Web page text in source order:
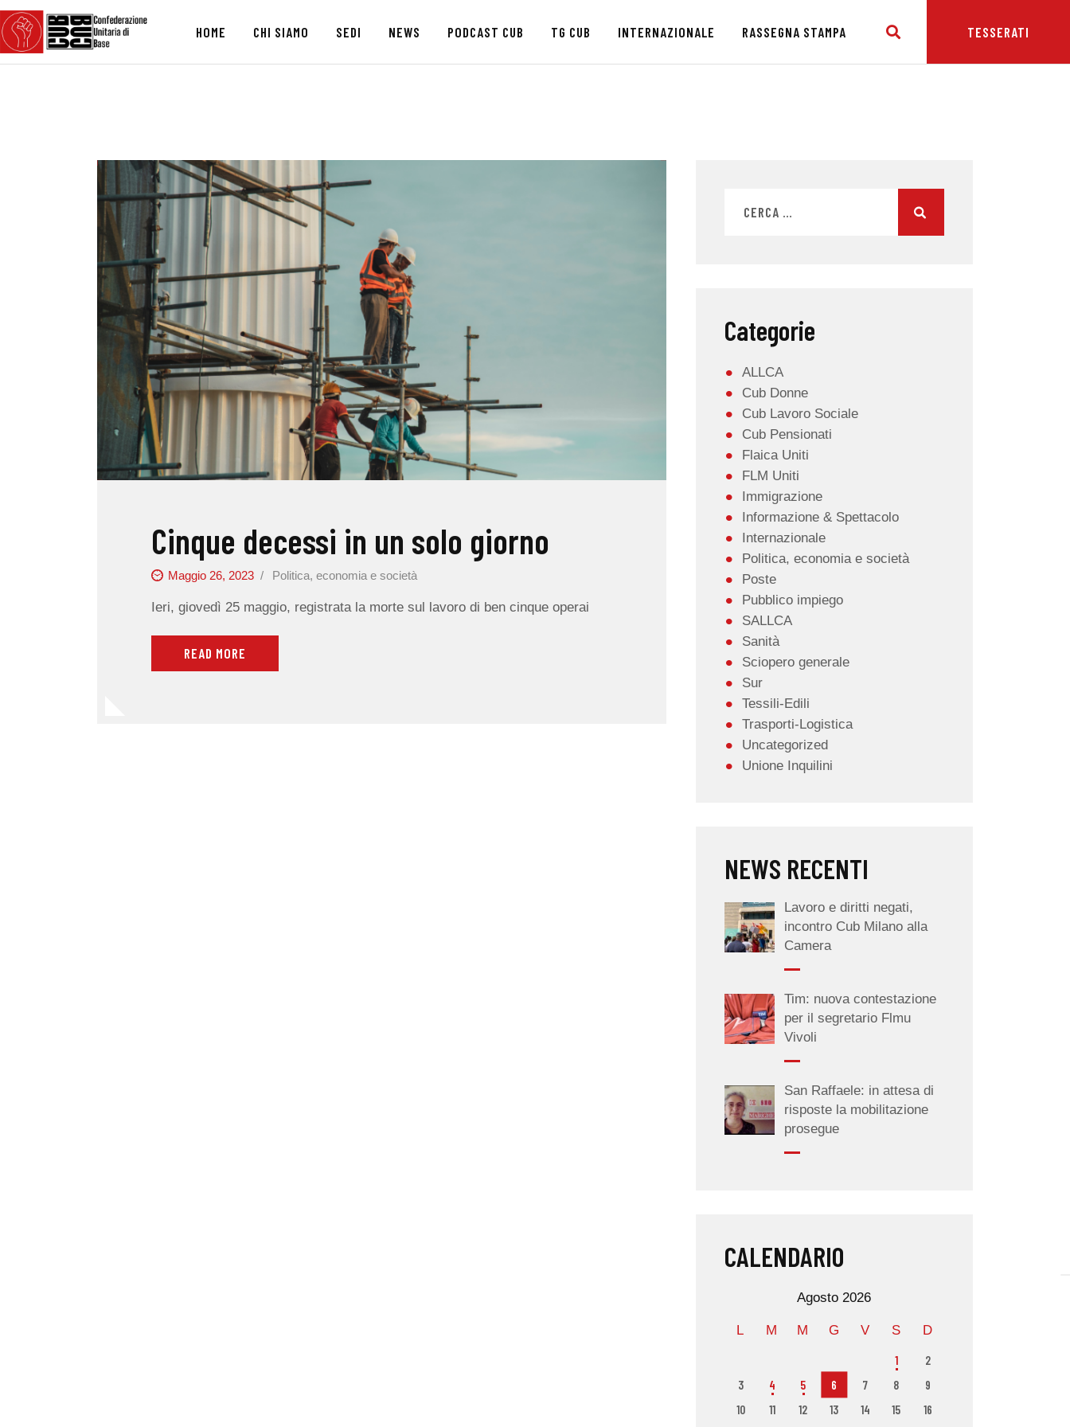
HOME CHI SIAMO SEDI NEWS PODCAST CUB TG CUB INTERNAZIONALE RASSEGNA STAMPA TESSERATI
HOME
CHI SIAMO
NEWS
PODCAST CUB
TG CUB
INTERNAZIONALE
RASSEGNA STAMPA
Cinque decessi in un solo giorno
Maggio 26, 2023 Politica, economia e società
Ieri, giovedì 25 maggio, registrata la morte sul lavoro di ben cinque operai
READ MORE
Categorie
ALLCA
Cub Donne
Cub Lavoro Sociale
Cub Pensionati
Flaica Uniti
FLM Uniti
Immigrazione
Informazione & Spettacolo
Internazionale
Politica, economia e società
Poste
Pubblico impiego
SALLCA
Sanità
Sciopero generale
Sur
Tessili-Edili
Trasporti-Logistica
Uncategorized
Unione Inquilini
NEWS RECENTI
Lavoro e diritti negati,
incontro Cub Milano alla
Camera
Tim: nuova contestazione
per il segretario Flmu
Vivoli
San Raffaele: in attesa di
risposte la mobilitazione
prosegue
CALENDARIO
Agosto 2026
L M M G V S D
1
2
3
4 5 6 7 8
9
10
11 12 13 14 15
16